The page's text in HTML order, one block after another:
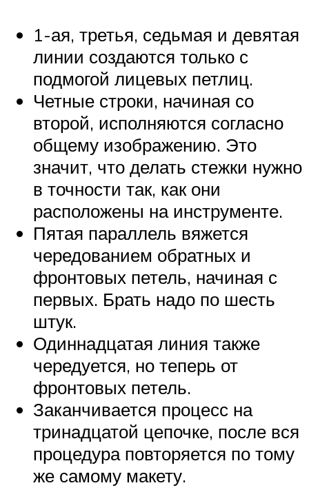
1-ая, третья, седьмая и девятая
линии создаются только с
подмогой лицевых петлиц.
Четные строки, начиная со
второй, исполняются согласно
общему изображению. Это
значит, что делать стежки нужно
в точности так, как они
расположены на инструменте.
Пятая параллель вяжется
чередованием обратных и
фронтовых петель, начиная с
первых. Брать надо по шесть
штук.
Одиннадцатая линия также
чередуется, но теперь от
фронтовых петель.
Заканчивается процесс на
тринадцатой цепочке, после вся
процедура повторяется по тому
же самому макету.